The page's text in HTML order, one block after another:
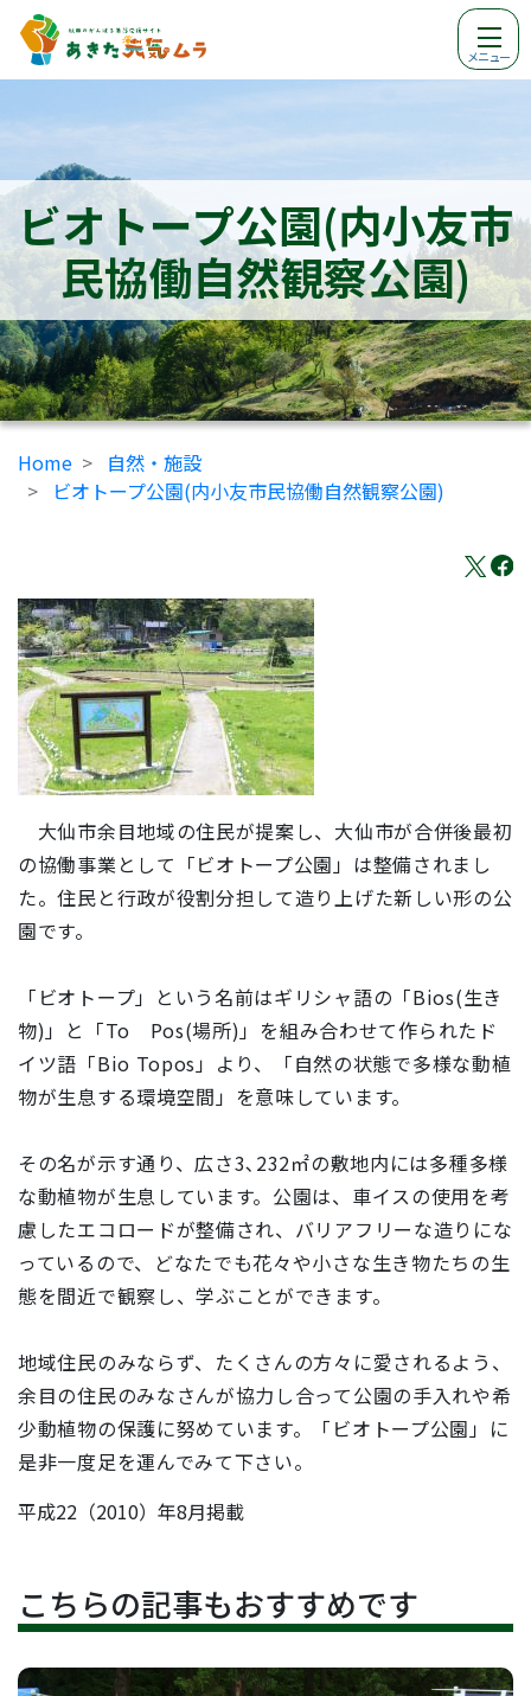
メニュー
ビオトープ公園(内小友市
民協働自然観察公園)
Home
自然・施設
ビオトープ公園(内小友市民協働自然観察公園)
大仙市余目地域の住民が提案し、大仙市が合併後最初
の協働事業として「ビオトープ公園」は整備されまし
た。住民と行政が役割分担して造り上げた新しい形の公
園です。
「ビオトープ」という名前はギリシャ語の「Bios(生き
物)」と「To Pos(場所)」を組み合わせて作られたド
イツ語「Bio Topos」より、「自然の状態で多様な動植
物が生息する環境空間」を意味しています。
その名が示す通り、広さ3､232㎡の敷地内には多種多様
な動植物が生息しています。公園は、車イスの使用を考
慮したエコロードが整備され、バリアフリーな造りにな
っているので、どなたでも花々や小さな生き物たちの生
態を間近で観察し、学ぶことができます。
地域住民のみならず、たくさんの方々に愛されるよう、
余目の住民のみなさんが協力し合って公園の手入れや希
少動植物の保護に努めています。「ビオトープ公園」に
是非一度足を運んでみて下さい。
平成22（2010）年8月掲載
こちらの記事もおすすめです